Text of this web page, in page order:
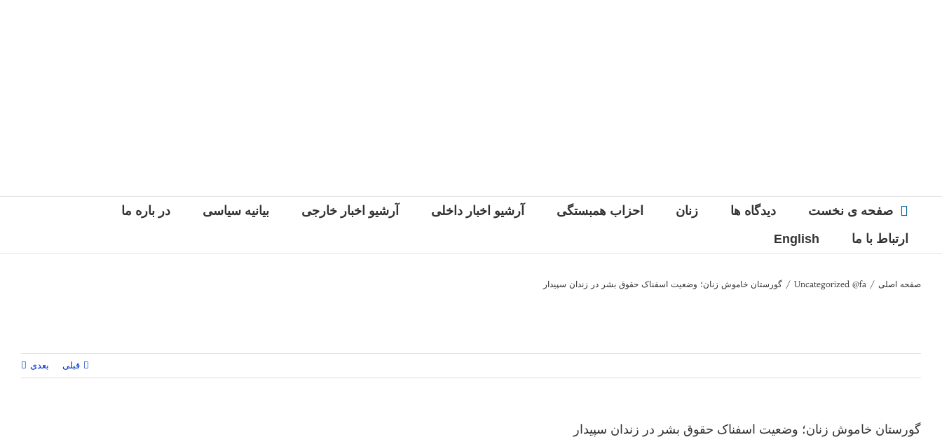
صفحه ی نخست دیدگاه ها زنان احزاب همبستگی آرشیو اخبار داخلی آرشیو اخبار خارجی بیانیه سیاسی
در باره ما
ارتباط با ما
English
صفحه اصلی /
Uncategorized @fa
/ گورستان خاموش زنان؛ وضعیت اسفناک حقوق بشر در زندان سپیدار
قبلی بعدی
گورستان خاموش زنان؛ وضعیت اسفناک حقوق بشر در زندان سپیدار